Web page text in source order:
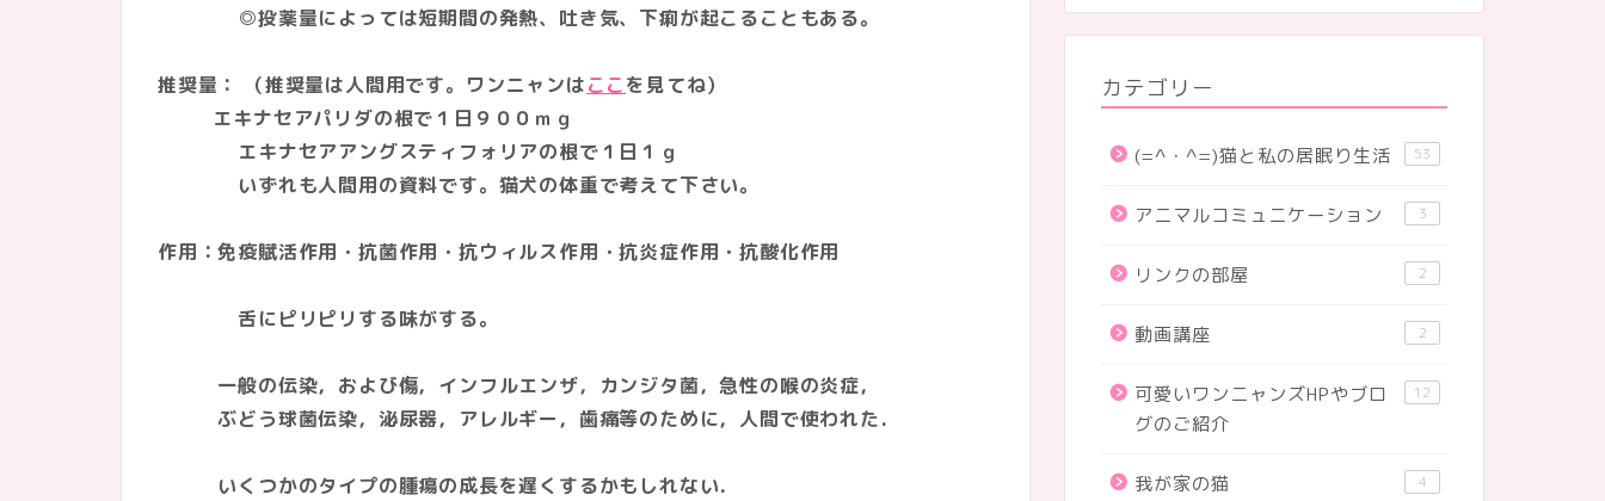
◎投薬量によっては短期間の発熱、吐き気、下痢が起こることもある。
推奨量： （推奨量は人間用です。ワンニャンはここを見てね）
エキナセアパリダの根で１日９００ｍｇ
エキナセアアングスティフォリアの根で１日１ｇ
いずれも人間用の資料です。猫犬の体重で考えて下さい。
作用：免疫賦活作用・抗菌作用・抗ウィルス作用・抗炎症作用・抗酸化作用
舌にピリピリする味がする。
一般の伝染，および傷，インフルエンザ，カンジタ菌，急性の喉の炎症，
ぶどう球菌伝染，泌尿器，アレルギー，歯痛等のために，人間で使われた．
いくつかのタイプの腫瘍の成長を遅くするかもしれない．
カテゴリー
(=^・^=)猫と私の居眠り生活 53
アニマルコミュニケーション 3
リンクの部屋 2
動画講座 2
可愛いワンニャンズHPやブロ
グのご紹介
12
我が家の猫 4